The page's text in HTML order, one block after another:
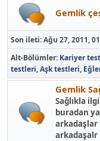
Gemlik
Son ileti:Ağu 27, 2011,
Alt-Bölümler Kariyer
testleri Aşk testleri
Gemlik
Sağlıkla
buradan
arkadaşalr